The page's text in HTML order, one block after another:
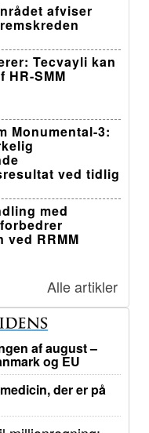
afviser
Tecvayli kan
HR-SMM
Monumental-3:
ved tidlig
med
ved RRMM
Alle artikler
af august –
og EU
der er på